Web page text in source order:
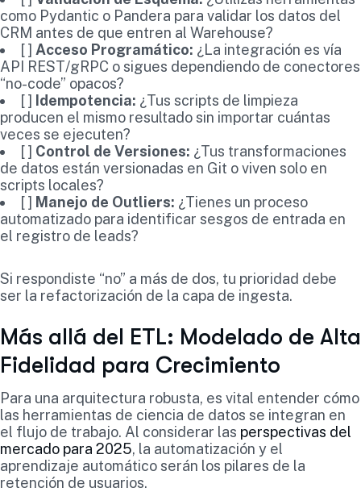
como Pydantic o Pandera para validar los datos del
CRM antes de que entren al Warehouse?
[ ] Acceso Programático: ¿La integración es vía
API REST/gRPC o sigues dependiendo de conectores
“no-code” opacos?
[ ] Idempotencia: ¿Tus scripts de limpieza
producen el mismo resultado sin importar cuántas
veces se ejecuten?
[ ] Control de Versiones: ¿Tus transformaciones
de datos están versionadas en Git o viven solo en
scripts locales?
[ ] Manejo de Outliers: ¿Tienes un proceso
automatizado para identificar sesgos de entrada en
el registro de leads?
Si respondiste “no” a más de dos, tu prioridad debe
ser la refactorización de la capa de ingesta.
Más allá del ETL: Modelado de Alta
Fidelidad para Crecimiento
Para una arquitectura robusta, es vital entender cómo
las herramientas de ciencia de datos se integran en
el flujo de trabajo. Al considerar las perspectivas del
mercado para 2025, la automatización y el
aprendizaje automático serán los pilares de la
retención de usuarios.